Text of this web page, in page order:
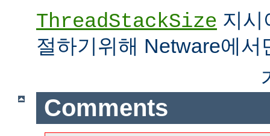
ThreadStackSize 지시
절하기위해 Netware에서
Comments